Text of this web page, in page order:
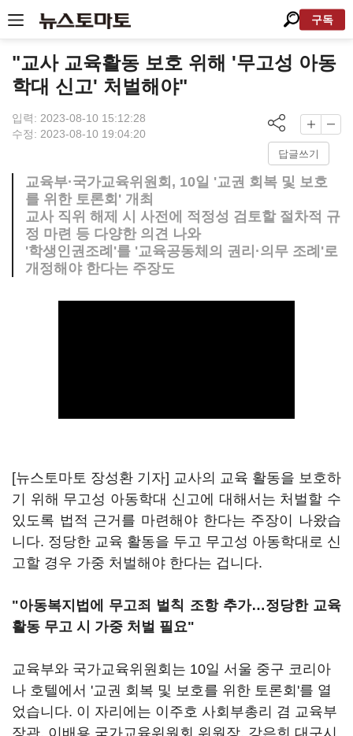
구독
"교사 교육활동 보호 위해 '무고성 아동
학대 신고' 처벌해야"
입력: 2023-08-10 15:12:28
수정: 2023-08-10 19:04:20
답글쓰기
교육부·국가교육위원회, 10일 '교권 회복 및 보호
를 위한 토론회' 개최
교사 직위 해제 시 사전에 적정성 검토할 절차적 규
정 마련 등 다양한 의견 나와
'학생인권조례'를 '교육공동체의 권리·의무 조례'로
개정해야 한다는 주장도
[뉴스토마토 장성환 기자] 교사의 교육 활동을 보호하
기 위해 무고성 아동학대 신고에 대해서는 처벌할 수
있도록 법적 근거를 마련해야 한다는 주장이 나왔습
니다. 정당한 교육 활동을 두고 무고성 아동학대로 신
고할 경우 가중 처벌해야 한다는 겁니다.
"아동복지법에 무고죄 벌칙 조항 추가…정당한 교육
활동 무고 시 가중 처벌 필요"
교육부와 국가교육위원회는 10일 서울 중구 코리아
나 호텔에서 '교권 회복 및 보호를 위한 토론회'를 열
었습니다. 이 자리에는 이주호 사회부총리 겸 교육부
장관, 이배용 국가교육위원회 위원장, 강은희 대구시